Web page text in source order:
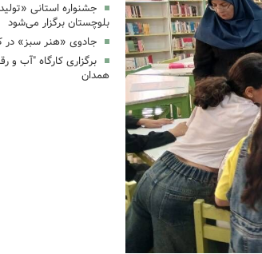
جشنواره استانی
بلوچستان برگزار می‌شود
جادوی «هنر سبز» در
همدان